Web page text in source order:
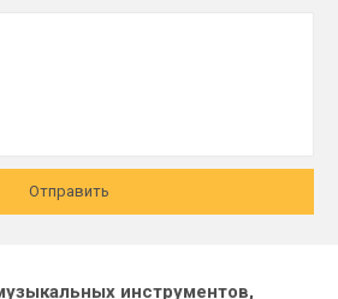
Отправить
инструментов,